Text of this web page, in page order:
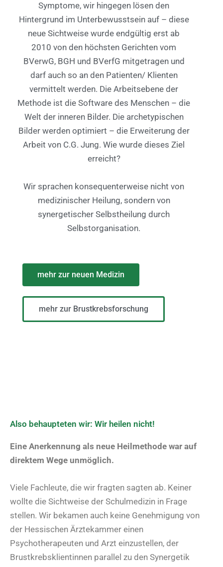
Symptome, wir hingegen lösen den
Hintergrund im Unterbewusstsein auf – diese
neue Sichtweise wurde endgültig erst ab
2010 von den höchsten Gerichten vom
BVerwG, BGH und BVerfG mitgetragen und
darf auch so an den Patienten/ Klienten
vermittelt werden. Die Arbeitsebene der
Methode ist die Software des Menschen – die
Welt der inneren Bilder. Die archetypischen
Bilder werden optimiert – die Erweiterung der
Arbeit von C.G. Jung. Wie wurde dieses Ziel
erreicht?
Wir sprachen konsequenterweise nicht von
medizinischer Heilung, sondern von
synergetischer Selbstheilung durch
Selbstorganisation.
mehr zur neuen Medizin
mehr zur Brustkrebsforschung
Also behaupteten wir: Wir heilen nicht!
Eine Anerkennung als neue Heilmethode war auf
direktem Wege unmöglich.
Viele Fachleute, die wir fragten sagten ab. Keiner
wollte die Sichtweise der Schulmedizin in Frage
stellen. Wir bekamen auch keine Genehmigung von
der Hessischen Ärztekammer einen
Psychotherapeuten und Arzt einzustellen, der
Brustkrebsklientinnen parallel zu den Synergetik